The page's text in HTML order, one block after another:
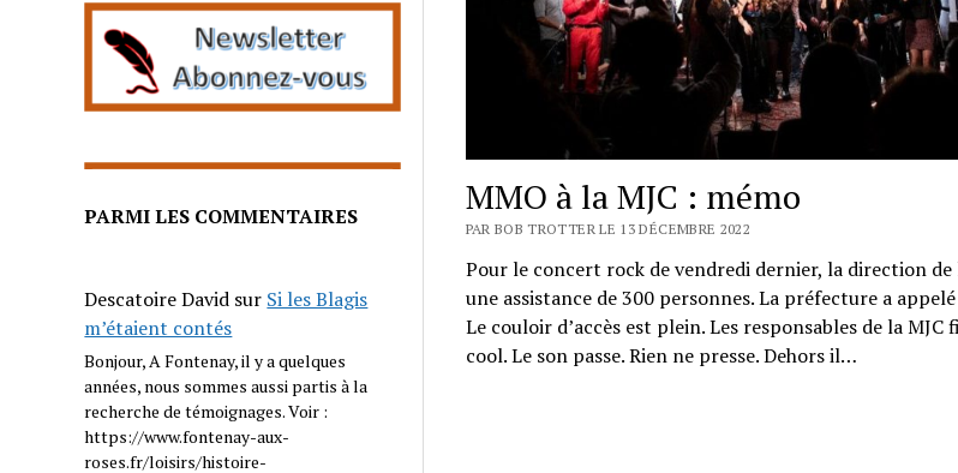
PARMI LES COMMENTAIRES
Descatoire David sur Si les Blagis
m’étaient contés
Bonjour, A Fontenay, il y a quelques
années, nous sommes aussi partis à la
recherche de témoignages. Voir :
https://www.fontenay-aux-
roses.fr/loisirs/histoire-
MMO à la MJC : mémo
PAR BOB TROTTER LE 13 DÉCEMBRE 2022
Pour le concert rock de vendredi dernier, la direction de
une assistance de 300 personnes. La préfecture a
Le couloir d’accès est plein. Les responsables de la
cool. Le son passe. Rien ne presse. Dehors il…